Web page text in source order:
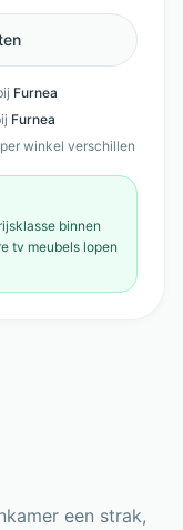
Furnea
Furnea
winkel verschillen
binnen
tv meubels lopen
een strak,